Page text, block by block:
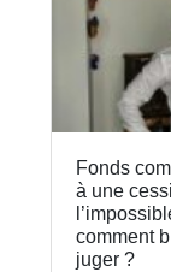
Fonds
à une
comment
juger ?